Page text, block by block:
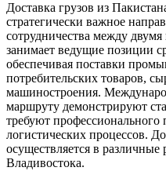
Доставка грузов из
стратегически важное
сотрудничества между
занимает ведущие позиции
обеспечивая поставки
потребительских товаров,
машиностроения.
маршруту демонстрируют
требуют профессионального
логистических процессов.
осуществляется в
Владивостока.